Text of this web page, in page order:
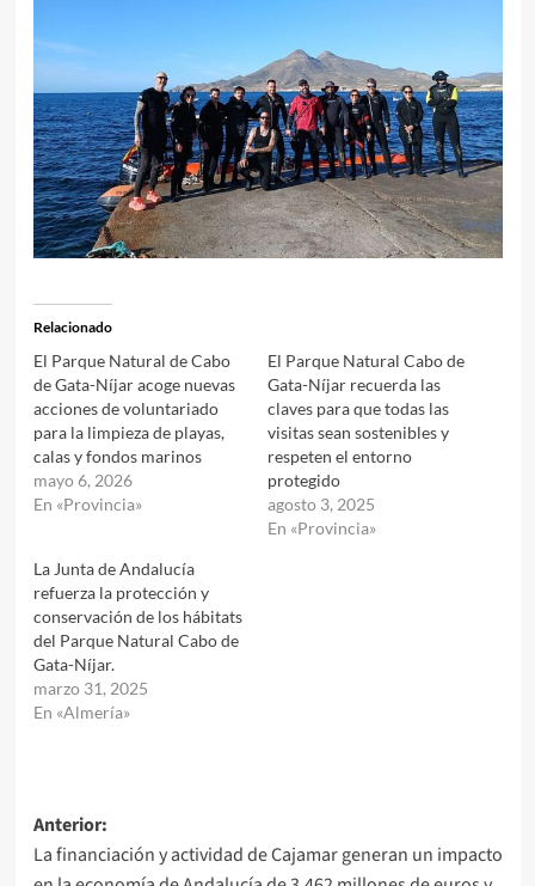
Relacionado
El Parque Natural de Cabo
de Gata-Níjar acoge nuevas
acciones de voluntariado
para la limpieza de playas,
calas y fondos marinos
mayo 6, 2026
En «Provincia»
El Parque Natural Cabo de
Gata-Níjar recuerda las
claves para que todas las
visitas sean sostenibles y
respeten el entorno
protegido
agosto 3, 2025
En «Provincia»
La Junta de Andalucía
refuerza la protección y
conservación de los hábitats
del Parque Natural Cabo de
Gata-Níjar.
marzo 31, 2025
En «Almería»
Navegación
de
Anterior:
La financiación y actividad de Cajamar generan un impacto